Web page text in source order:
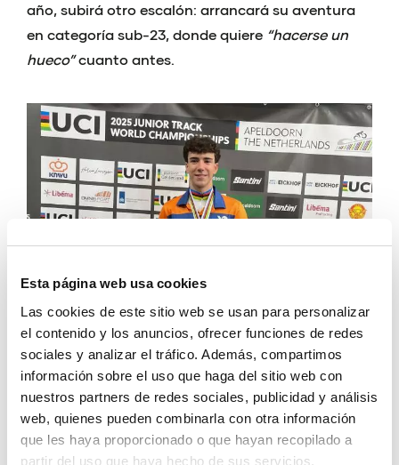
Esta página web usa cookies
Las cookies de este sitio web se usan para personalizar
el contenido y los anuncios, ofrecer funciones de redes
sociales y analizar el tráfico. Además, compartimos
información sobre el uso que haga del sitio web con
nuestros partners de redes sociales, publicidad y análisis
web, quienes pueden combinarla con otra información
que les haya proporcionado o que hayan recopilado a
partir del uso que haya hecho de sus servicios.
año, subirá otro escalón: arrancará su aventura
en categoría sub-23, donde quiere “hacerse un
hueco”cuanto antes.
“Cada día me lo voy creyendo más”, aseguró. Y es
que, tras no lograr los metales en el Europeo,
“había preparado el Mundial a conciencia,